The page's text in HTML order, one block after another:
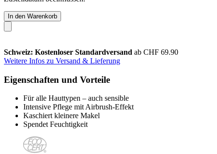
In den Warenkorb
Schweiz: Kostenloser Standardversand ab CHF 69.90
Weitere Infos zu Versand & Lieferung
Eigenschaften und Vorteile
Für alle Hauttypen – auch sensible
Intensive Pflege mit Airbrush-Effekt
Kaschiert kleinere Makel
Spendet Feuchtigkeit